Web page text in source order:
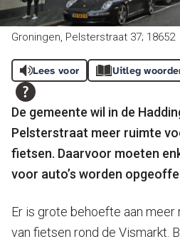
Groningen, Pelsterstraat 37; 18652
Lees voor Uitleg
De gemeente wil in de
Pelsterstraat meer ruimte
fietsen. Daarvoor moeten
voor auto’s worden
Er is grote behoefte aan
van fietsen rond de Vismarkt.